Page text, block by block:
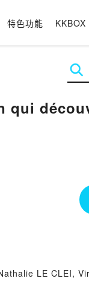
特色功能
qui
LE CLEI,